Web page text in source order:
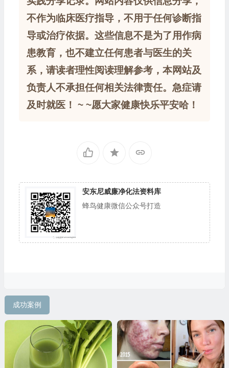
不作为临床医疗指导，不用于任何诊断指
导或治疗依据。这些信息不是为了用作病
患教育，也不建立任何患者与医生的关
系，请读者理性阅读理解参考，本网站及
负责人不承担任何相关法律责任。急症请
及时就医！ ~ ~愿大家健康快乐平安哈！
安东尼威廉净化法资料库
蜂鸟健康微信公众号打造
成功案例